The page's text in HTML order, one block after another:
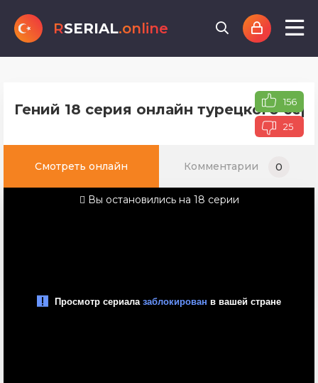
RSERIAL.online
Гений 18 серия онлайн турецкого 156
25
Смотреть онлайн Комментарии 0
Вы остановились на 18 серии